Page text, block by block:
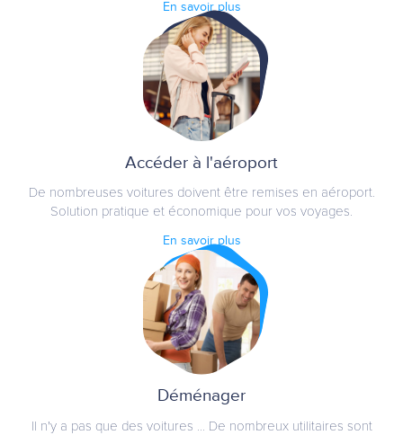
En savoir plus
Accéder à l'aéroport
De nombreuses voitures doivent être remises en aéroport.
Solution pratique et économique pour vos voyages.
En savoir plus
Déménager
Il n'y a pas que des voitures ... De nombreux utilitaires sont